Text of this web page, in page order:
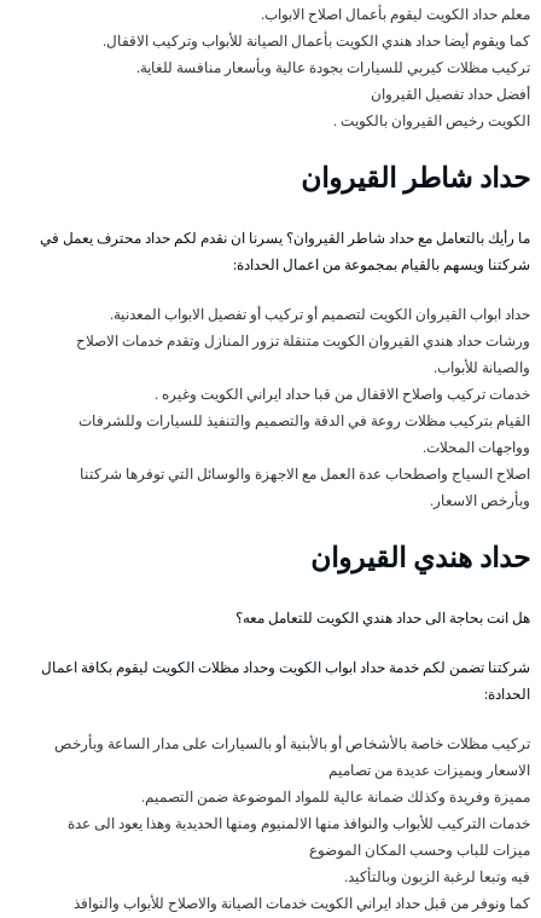
معلم حداد الكويت ليقوم بأعمال اصلاح الابواب.
كما ويقوم أيضا حداد هندي الكويت بأعمال الصيانة للأبواب وتركيب الاقفال.
تركيب مظلات كيربي للسيارات بجودة عالية وبأسعار منافسة للغاية.
أفضل حداد تفصيل القيروان
الكويت رخيص القيروان بالكويت .
حداد شاطر القيروان
ما رأيك بالتعامل مع حداد شاطر القيروان؟ يسرنا ان نقدم لكم حداد محترف يعمل في
شركتنا ويسهم بالقيام بمجموعة من اعمال الحدادة:
حداد ابواب القيروان الكويت لتصميم أو تركيب أو تفصيل الابواب المعدنية.
ورشات حداد هندي القيروان الكويت متنقلة تزور المنازل وتقدم خدمات الاصلاح
والصيانة للأبواب.
خدمات تركيب واصلاح الاقفال من قبا حداد ايراني الكويت وغيره .
القيام بتركيب مظلات روعة في الدقة والتصميم والتنفيذ للسيارات وللشرفات
وواجهات المحلات.
اصلاح السياج واصطحاب عدة العمل مع الاجهزة والوسائل التي توفرها شركتنا
وبأرخص الاسعار.
حداد هندي القيروان
هل انت بحاجة الى حداد هندي الكويت للتعامل معه؟
شركتنا تضمن لكم خدمة حداد ابواب الكويت وحداد مظلات الكويت ليقوم بكافة اعمال
الحدادة:
تركيب مظلات خاصة بالأشخاص أو بالأبنية أو بالسيارات على مدار الساعة وبأرخص
الاسعار وبميزات عديدة من تصاميم
مميزة وفريدة وكذلك ضمانة عالية للمواد الموضوعة ضمن التصميم.
خدمات التركيب للأبواب والنوافذ منها الالمنيوم ومنها الحديدية وهذا يعود الى عدة
ميزات للباب وحسب المكان الموضوع
فيه وتبعا لرغبة الزبون وبالتأكيد.
كما ونوفر من قبل حداد ايراني الكويت خدمات الصيانة والاصلاح للأبواب والنوافذ